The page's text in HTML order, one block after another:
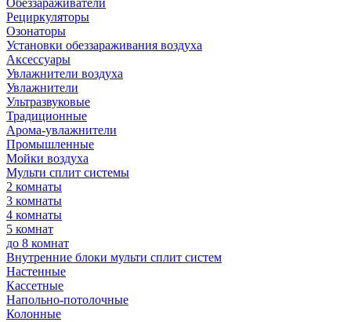
Обеззараживатели
Рециркуляторы
Озонаторы
Установки обеззараживания воздуха
Аксессуары
Увлажнители воздуха
Увлажнители
Ультразвуковые
Традиционные
Арома-увлажнители
Промышленные
Мойки воздуха
Мульти сплит системы
2 комнаты
3 комнаты
4 комнаты
5 комнат
до 8 комнат
Внутренние блоки мульти сплит систем
Настенные
Кассетные
Напольно-потолочные
Колонные